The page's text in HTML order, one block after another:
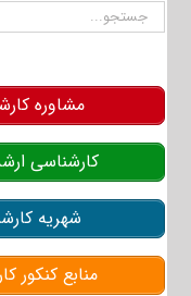
جستجو
مشاوره
کارشناسی
شهریه
منابع کنکور